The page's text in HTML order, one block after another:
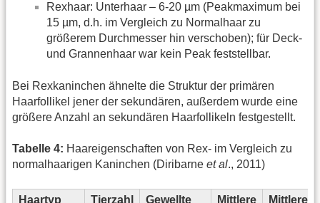
Rexhaar: Unterhaar – 6-20 µm (Peakmaximum bei
15 µm, d.h. im Vergleich zu Normalhaar zu
größerem Durchmesser hin verschoben); für Deck-
und Grannenhaar war kein Peak feststellbar.
Bei Rexkaninchen ähnelte die Struktur der primären
Haarfollikel jener der sekundären, außerdem wurde eine
größere Anzahl an sekundären Haarfollikeln festgestellt.
Tabelle 4: Haareigenschaften von Rex- im Vergleich zu
normalhaarigen Kaninchen (Diribarne et al., 2011)
Haartyp Tierzahl
Gewellte
Mittlere
Mittlere